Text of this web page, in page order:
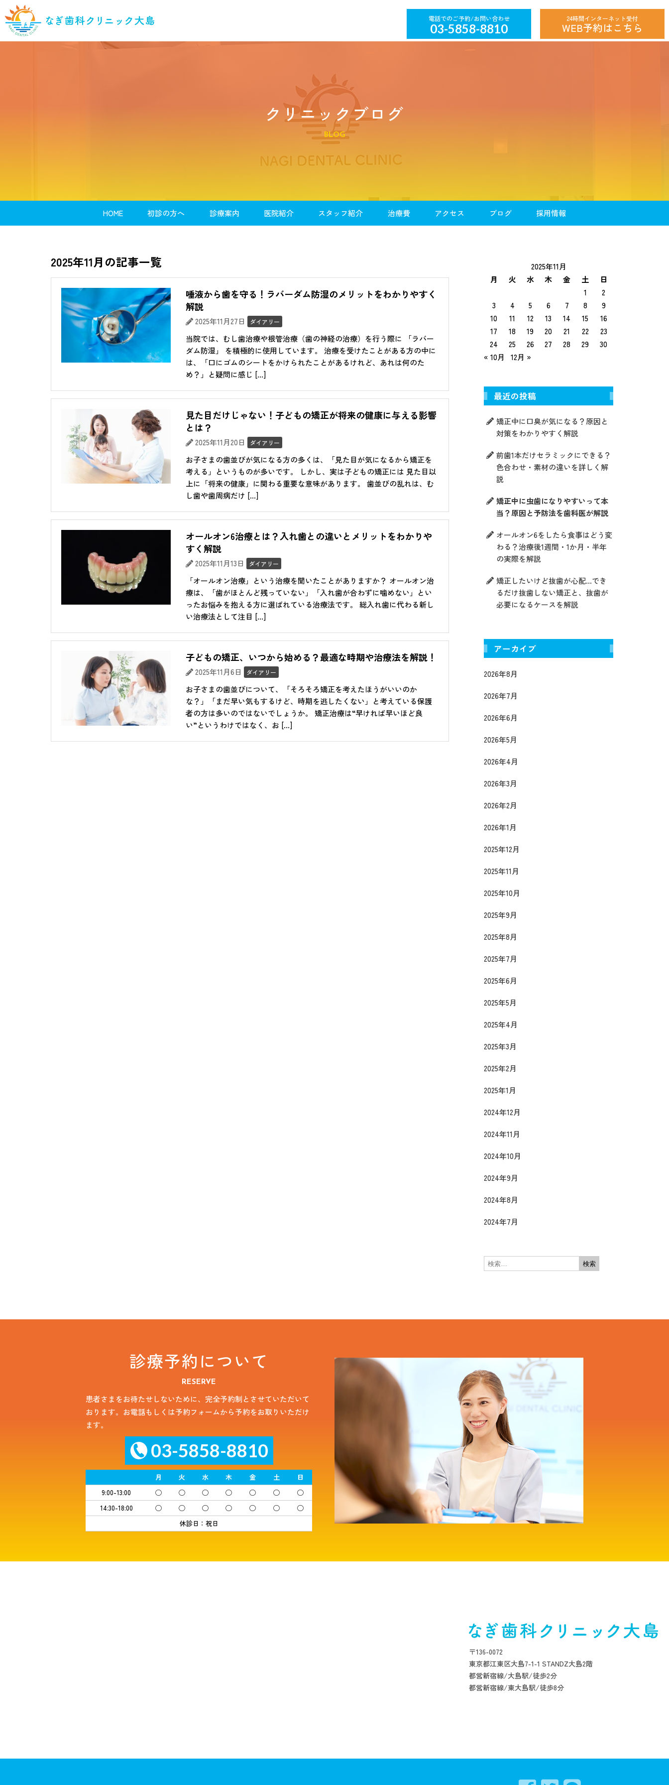
03-5858-8810
24時間インターネット受付
WEB予約はこちら
クリニックブログ
BLOG
HOME 初診の方へ
診療案内
医院紹介 スタッフ紹介 治療費 アクセス ブログ 採用情報
2025年11月の記事一覧
唾液から歯を守る！ラバーダム防湿のメリットをわかりやすく
解説
2025年11月27日 ダイアリー
当院では、むし歯治療や根管治療（歯の神経の治療）を行う際に 「ラバー
ダム防湿」 を積極的に使用しています。 治療を受けたことがある方の中に
は、「口にゴムのシートをかけられたことがあるけれど、あれは何のた
め？」と疑問に感じ […]
見た目だけじゃない！子どもの矯正が将来の健康に与える影響
とは？
2025年11月20日 ダイアリー
お子さまの歯並びが気になる方の多くは、「見た目が気になるから矯正を
考える」というものが多いです。 しかし、実は子どもの矯正には 見た目以
上に「将来の健康」に関わる重要な意味があります。 歯並びの乱れは、む
し歯や歯周病だけ […]
オールオン6治療とは？入れ歯との違いとメリットをわかりや
すく解説
2025年11月13日 ダイアリー
「オールオン治療」という治療を聞いたことがありますか？ オールオン治
療は、「歯がほとんど残っていない」「入れ歯が合わずに噛めない」とい
ったお悩みを抱える方に選ばれている治療法です。 総入れ歯に代わる新し
い治療法として注目 […]
子どもの矯正、いつから始める？最適な時期や治療法を解説！
2025年11月6日 ダイアリー
お子さまの歯並びについて、「そろそろ矯正を考えたほうがいいのか
な？」「まだ早い気もするけど、時期を逃したくない」と考えている保護
者の方は多いのではないでしょうか。 矯正治療は“早ければ早いほど良
い”というわけではなく、お […]
2025年11月
月
火 水 木 金 土
日
1
2
3
4 5 6 7 8
9
10
11 12 13 14 15
16
17
18 19 20 21 22
23
24
25 26 27 28 29
30
« 10月
12月 »
最近の投稿
矯正中に口臭が気になる？原因と
対策をわかりやすく解説
前歯1本だけセラミックにできる？
色合わせ・素材の違いを詳しく解
説
矯正中に虫歯になりやすいって本
当？原因と予防法を歯科医が解説
オールオン6をしたら食事はどう変
わる？治療後1週間・1か月・半年
の実際を解説
矯正したいけど抜歯が心配…でき
るだけ抜歯しない矯正と、抜歯が
必要になるケースを解説
アーカイブ
2026年8月
2026年7月
2026年6月
2026年5月
2026年4月
2026年3月
2026年2月
2026年1月
2025年12月
2025年11月
2025年10月
2025年9月
2025年8月
2025年7月
2025年6月
2025年5月
2025年4月
2025年3月
2025年2月
2025年1月
2024年12月
2024年11月
2024年10月
2024年9月
2024年8月
2024年7月
診療予約について
RESERVE
患者さまをお待たせしないために、完全予約制とさせていただいて
おります。お電話もしくは予約フォームから予約をお取りいただけ
ます。
03-5858-8810
月 火 水 木 金 土
日
9:00-13:00
◯ ◯ ◯ ◯ ◯ ◯
◯
14:30-18:00
◯ ◯ ◯ ◯ ◯ ◯
◯
休診日：祝日
〒136-0072
東京都江東区大島7-1-1 STANDZ大島2階
都営新宿線/大島駅/徒歩2分
都営新宿線/東大島駅/徒歩8分